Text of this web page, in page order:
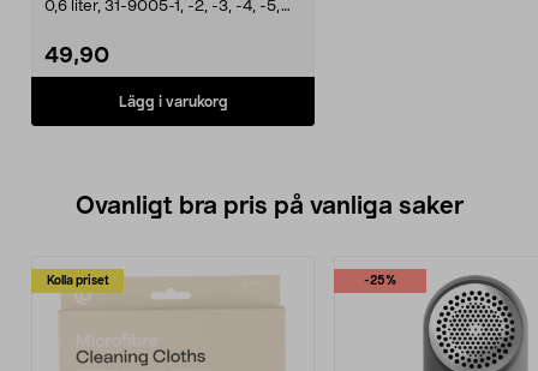
0,6 liter, 31-9005-1, -2, -3, -4, -5,
49,90
Lägg i varukorg
Ovanligt bra pris på vanliga saker
Kolla priset -25%